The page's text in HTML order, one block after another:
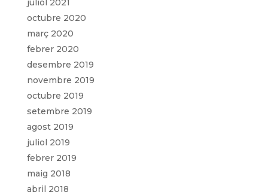
juliol 2021
octubre 2020
març 2020
febrer 2020
desembre 2019
novembre 2019
octubre 2019
setembre 2019
agost 2019
juliol 2019
febrer 2019
maig 2018
abril 2018